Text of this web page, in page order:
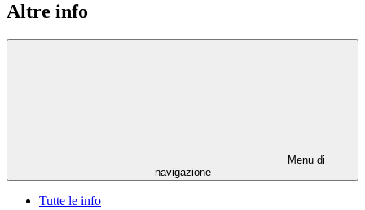
Altre info
Menu di
navigazione
Tutte le info